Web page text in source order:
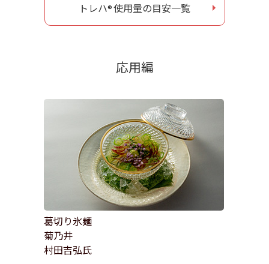
トレハ®使用量の目安一覧
応用編
葛切り氷麺
菊乃井
村田吉弘氏